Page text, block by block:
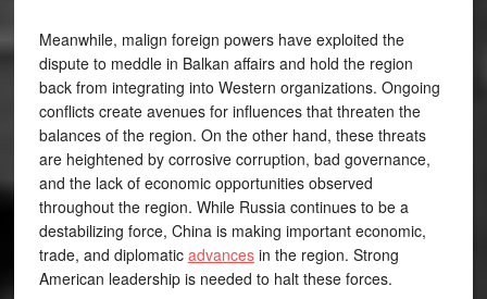
Meanwhile, malign foreign powers have exploited the
dispute to meddle in Balkan affairs and hold the region
back from integrating into Western organizations. Ongoing
conflicts create avenues for influences that threaten the
balances of the region. On the other hand, these threats
are heightened by corrosive corruption, bad governance,
and the lack of economic opportunities observed
throughout the region. While Russia continues to be a
destabilizing force, China is making important economic,
trade, and diplomatic advancesin the region. Strong
American leadership is needed to halt these forces.